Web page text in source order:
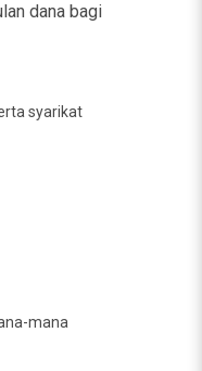
dana bagi
syarikat
mana